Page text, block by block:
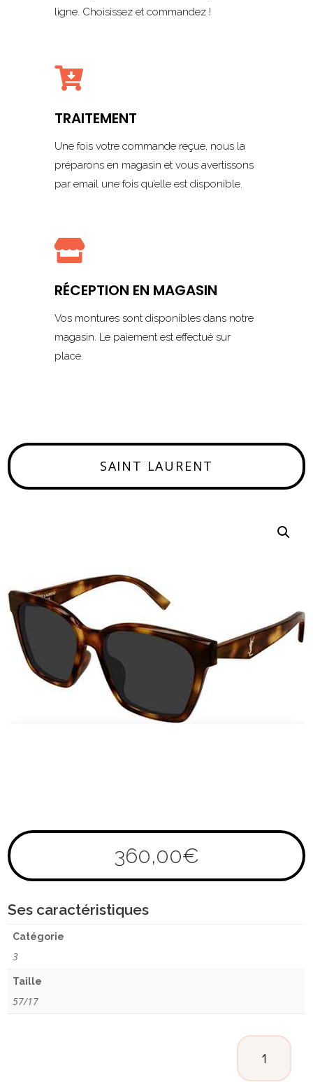
ligne. Choisissez et commandez !

TRAITEMENT
Une fois votre commande reçue, nous la
préparons en magasin et vous avertissons
par email une fois qu’elle est disponible.

RÉCEPTION EN MAGASIN
Vos montures sont disponibles dans notre
magasin. Le paiement est effectué sur
place.
SAINT LAURENT
360,00€
Ses caractéristiques
Catégorie
3
Taille
57/17
QUANTITÉ